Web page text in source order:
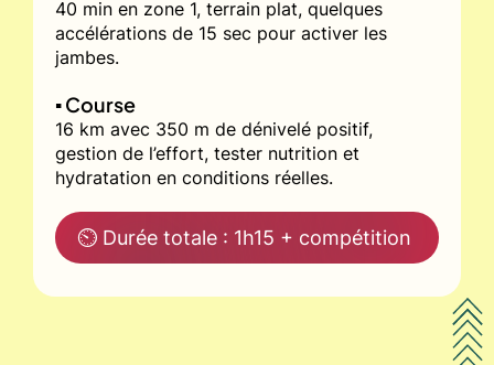
40 min en zone 1, terrain plat, quelques
accélérations de 15 sec pour activer les
jambes.
▪️ Course
16 km avec 350 m de dénivelé positif,
gestion de l’effort, tester nutrition et
hydratation en conditions réelles.
⏲ Durée totale : 1h15 + compétition